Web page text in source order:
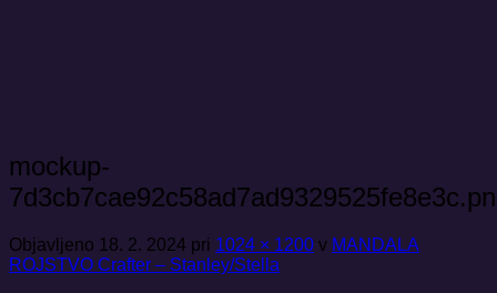
mockup-
Objavljeno 18. 2. 2024 pri 1024 × 1200 v MANDALA
ROJSTVO Crafter – Stanley/Stella